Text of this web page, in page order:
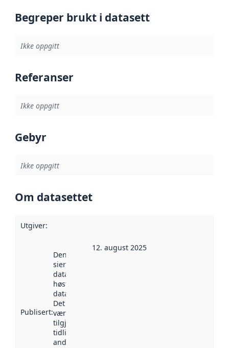
Begreper brukt i datasett
Ikke oppgitt
Referanser
Ikke oppgitt
Gebyr
Ikke oppgitt
Om datasettet
Utgiver:
Publisert:
Denne datoen
sier når
datasettet ble
høstet av
data.norge.no.
Det kan ha
vært
tilgjengelig
tidligere
andre steder.
12. august 2025